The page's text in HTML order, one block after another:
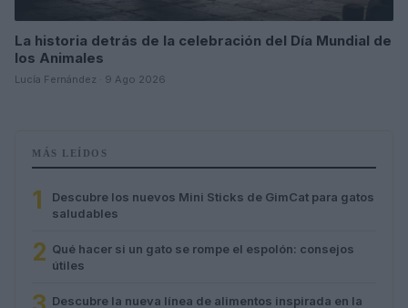
La historia detrás de la celebración del Día Mundial de
los Animales
Lucía Fernández · 9 Ago 2026
MÁS LEÍDOS
1
Descubre los nuevos Mini Sticks de GimCat para gatos
saludables
2 Qué hacer si un gato se rompe el espolón: consejos
útiles
Descubre la nueva línea de alimentos inspirada en la